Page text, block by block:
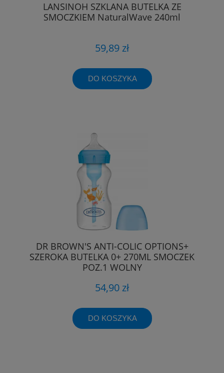
LANSINOH SZKLANA BUTELKA ZE
SMOCZKIEM NaturalWave 240ml
59,89 zł
DO KOSZYKA
DR BROWN'S ANTI-COLIC OPTIONS+
SZEROKA BUTELKA 0+ 270ML SMOCZEK
POZ.1 WOLNY
54,90 zł
DO KOSZYKA